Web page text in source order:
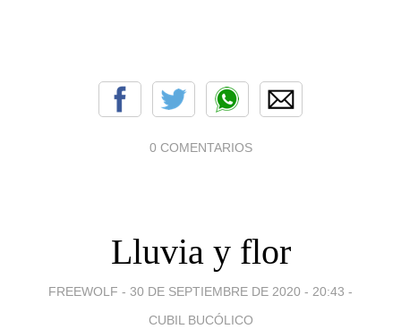
0 COMENTARIOS
Lluvia y flor
FREEWOLF - 30 DE SEPTIEMBRE DE 2020 - 20:43 -
CUBIL BUCÓLICO